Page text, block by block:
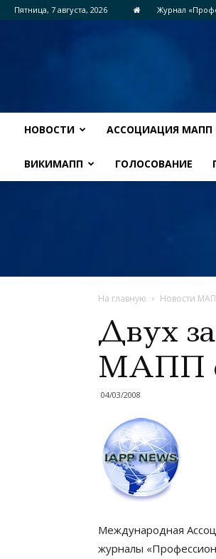
Пятница, 7 августа, 2026 Журнал
НОВОСТИ АССОЦИАЦИЯ МАПП
ВИКИМАПП ГОЛОСОВАНИЕ
На главную Новости
Двух
МАПП
04/03/2008
Международная
журналы